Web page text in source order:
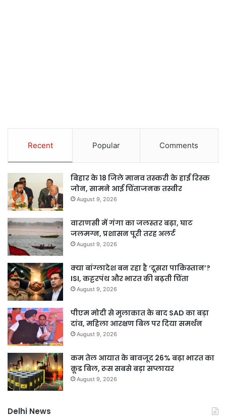
Recent Popular Comments
बिहार के 18 जिले मानव तस्करी के हाई रिस्क
जोन, सामने आई चिंताजनक तस्वीर
August 9, 2026
वाराणसी में गंगा का जलस्तर बढ़ा, घाट
जलमग्न, प्रशासन पूरी तरह अलर्ट
August 9, 2026
क्या बांग्लादेश बन रहा है ‘दूसरा पाकिस्तान’?
ISI, कट्टरपंथ और भारत की बढ़ती चिंता
August 9, 2026
पीएम मोदी से मुलाकात के बाद SAD का बड़ा
दांव, महिला आरक्षण बिल पर दिया समर्थन
August 9, 2026
कम तेल आयात के बावजूद 26% बढ़ा भारत का
क्रूड बिल, रूस सबसे बड़ा सप्लायर
August 9, 2026
Delhi News